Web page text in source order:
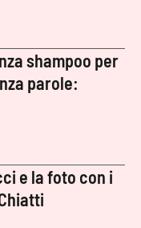
shampoo per
parole:
e la foto con i